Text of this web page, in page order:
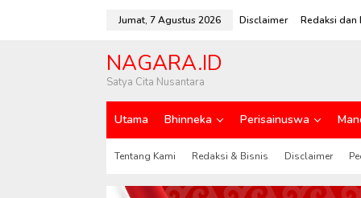
Jumat, 7 Agustus 2026 Disclaimer Redaksi dan
NAGARA.ID
Satya Cita Nusantara
Utama Bhinneka Perisainuswa
Tentang Kami Redaksi & Bisnis Disclaimer